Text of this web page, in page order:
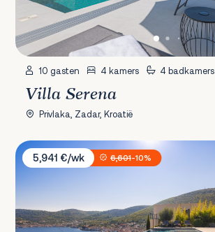
10 gasten 4 kamers 4 badkamers
Villa Serena
Privlaka, Zadar, Kroatië
Villa Issa
5,941 €/wk
6,601-10%